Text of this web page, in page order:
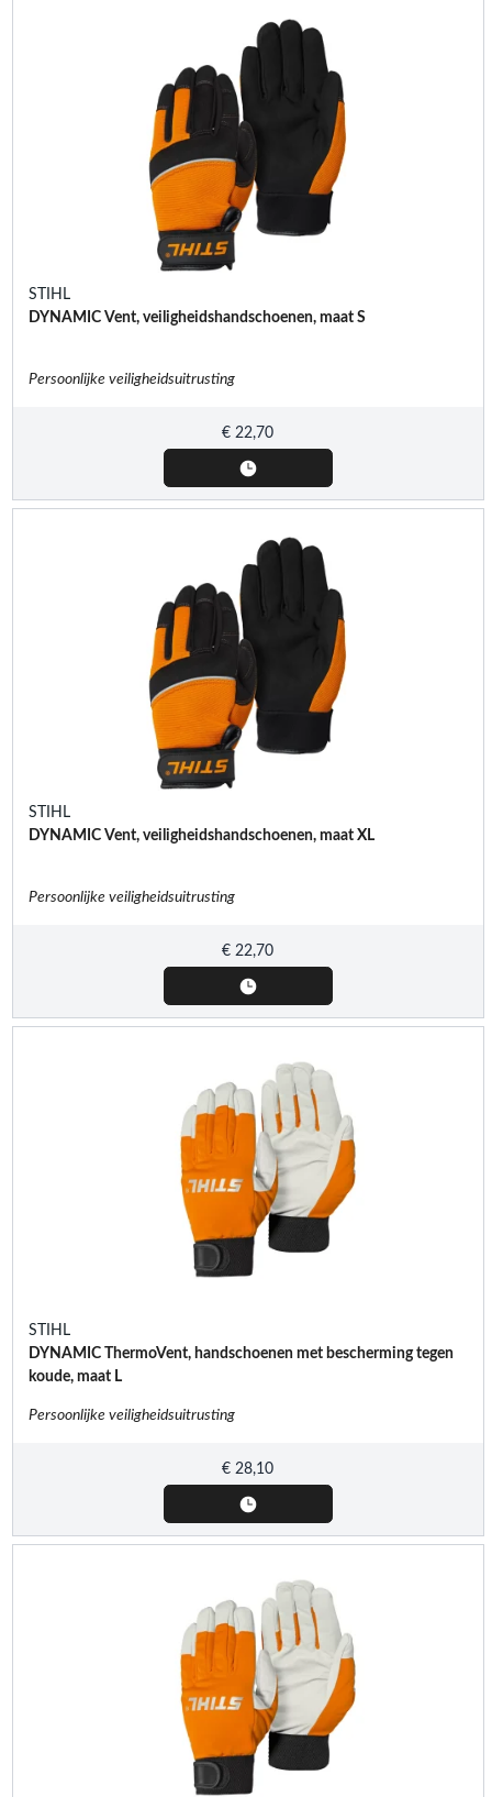
STIHL
DYNAMIC Vent, veiligheidshandschoenen, maat S
Persoonlijke veiligheidsuitrusting
€ 22,70
STIHL
DYNAMIC Vent, veiligheidshandschoenen, maat XL
Persoonlijke veiligheidsuitrusting
€ 22,70
STIHL
DYNAMIC ThermoVent, handschoenen met bescherming tegen
koude, maat L
Persoonlijke veiligheidsuitrusting
€ 28,10